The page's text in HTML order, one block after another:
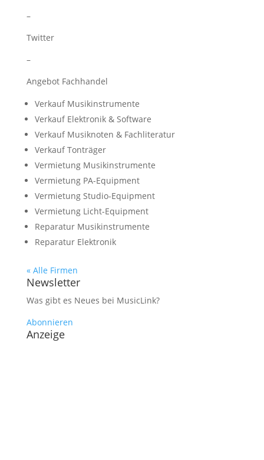
–
Twitter
–
Angebot Fachhandel
Verkauf Musikinstrumente
Verkauf Elektronik & Software
Verkauf Musiknoten & Fachliteratur
Verkauf Tonträger
Vermietung Musikinstrumente
Vermietung PA-Equipment
Vermietung Studio-Equipment
Vermietung Licht-Equipment
Reparatur Musikinstrumente
Reparatur Elektronik
« Alle Firmen
Newsletter
Was gibt es Neues bei MusicLink?
Abonnieren
Anzeige